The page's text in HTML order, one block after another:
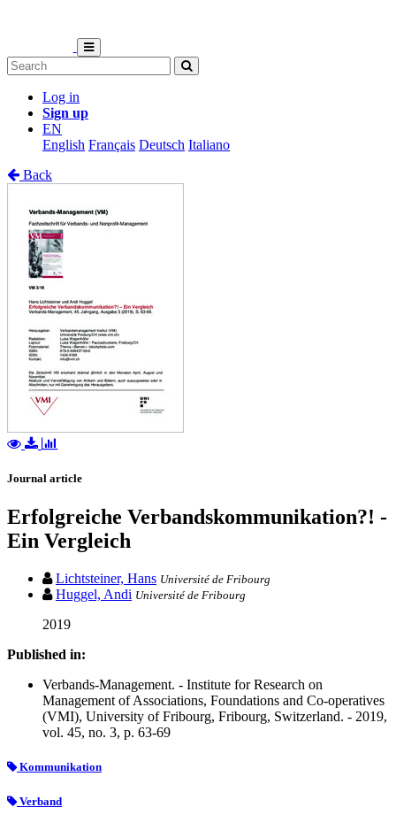
Log in
Sign up
EN
English Français Deutsch Italiano
Back
Journal article
Erfolgreiche Verbandskommunikation?! -
Ein Vergleich
Lichtsteiner, Hans Université de Fribourg
Huggel, Andi Université de Fribourg
2019
Published in:
Verbands-Management. - Institute for Research on
Management of Associations, Foundations and Co-operatives
(VMI), University of Fribourg, Fribourg, Switzerland. - 2019,
vol. 45, no. 3, p. 63-69
Kommunikation
Verband